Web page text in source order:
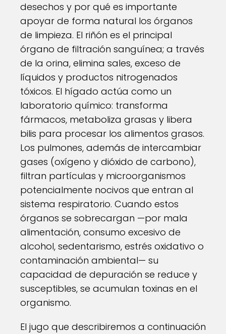
desechos y por qué es importante
apoyar de forma natural los órganos
de limpieza. El riñón es el principal
órgano de filtración sanguínea; a través
de la orina, elimina sales, exceso de
líquidos y productos nitrogenados
tóxicos. El hígado actúa como un
laboratorio químico: transforma
fármacos, metaboliza grasas y libera
bilis para procesar los alimentos grasos.
Los pulmones, además de intercambiar
gases (oxígeno y dióxido de carbono),
filtran partículas y microorganismos
potencialmente nocivos que entran al
sistema respiratorio. Cuando estos
órganos se sobrecargan —por mala
alimentación, consumo excesivo de
alcohol, sedentarismo, estrés oxidativo o
contaminación ambiental— su
capacidad de depuración se reduce y
susceptibles, se acumulan toxinas en el
organismo.
El jugo que describiremos a continuación